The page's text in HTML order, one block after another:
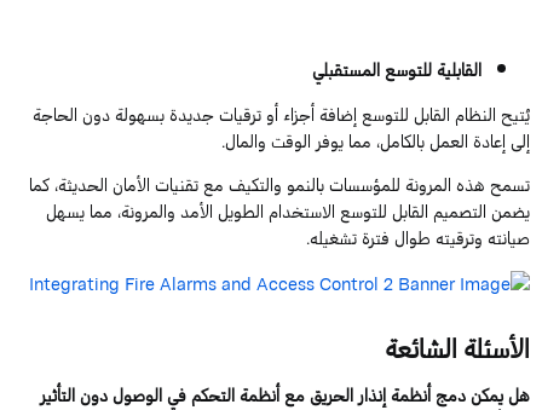
القابلية للتوسع المستقبلي
يُتيح النظام القابل للتوسع إضافة أجزاء أو ترقيات جديدة بسهولة دون الحاجة
إلى إعادة العمل بالكامل، مما يوفر الوقت والمال.
تسمح هذه المرونة للمؤسسات بالنمو والتكيف مع تقنيات الأمان الحديثة، كما
يضمن التصميم القابل للتوسع الاستخدام الطويل الأمد والمرونة، مما يسهل
صيانته وترقيته طوال فترة تشغيله.
الأسئلة الشائعة
هل يمكن دمج أنظمة إنذار الحريق مع أنظمة التحكم في الوصول دون التأثير